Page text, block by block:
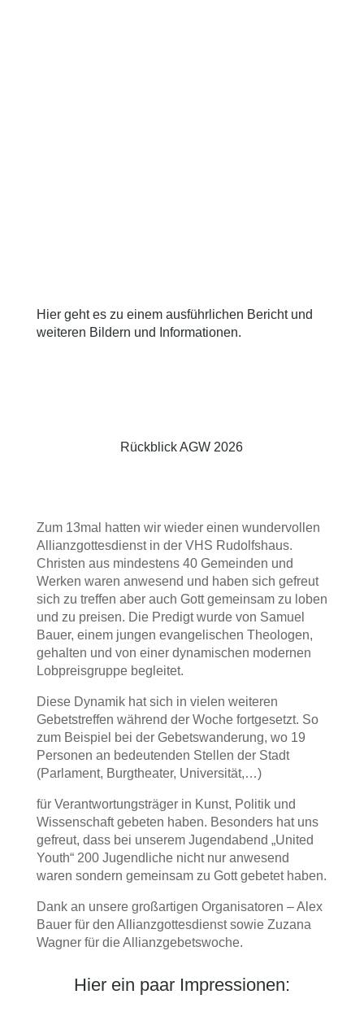
Hier geht es zu einem ausführlichen Bericht und
weiteren Bildern und Informationen.
Rückblick AGW 2026
Zum 13mal hatten wir wieder einen wundervollen
Allianzgottesdienst in der VHS Rudolfshaus.
Christen aus mindestens 40 Gemeinden und
Werken waren anwesend und haben sich gefreut
sich zu treffen aber auch Gott gemeinsam zu loben
und zu preisen. Die Predigt wurde von Samuel
Bauer, einem jungen evangelischen Theologen,
gehalten und von einer dynamischen modernen
Lobpreisgruppe begleitet.
Diese Dynamik hat sich in vielen weiteren
Gebetstreffen während der Woche fortgesetzt. So
zum Beispiel bei der Gebetswanderung, wo 19
Personen an bedeutenden Stellen der Stadt
(Parlament, Burgtheater, Universität,…)
für Verantwortungsträger in Kunst, Politik und
Wissenschaft gebeten haben. Besonders hat uns
gefreut, dass bei unserem Jugendabend „United
Youth“ 200 Jugendliche nicht nur anwesend
waren sondern gemeinsam zu Gott gebetet haben.
Dank an unsere großartigen Organisatoren – Alex
Bauer für den Allianzgottesdienst sowie Zuzana
Wagner für die Allianzgebetswoche.
Hier ein paar Impressionen: